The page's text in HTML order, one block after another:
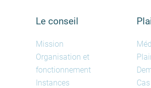
Le conseil
Mission
Organisation et
fonctionnement
Instances